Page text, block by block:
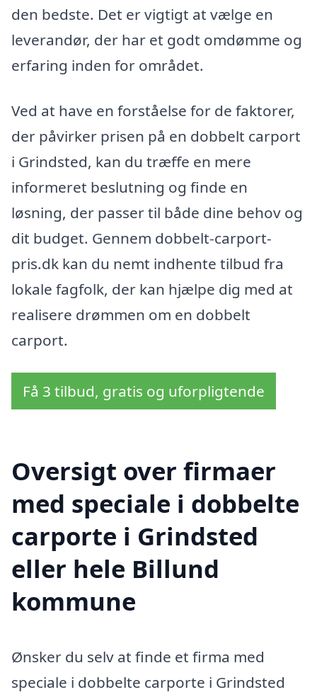
den bedste. Det er vigtigt at vælge en
leverandør, der har et godt omdømme og
erfaring inden for området.
Ved at have en forståelse for de faktorer,
der påvirker prisen på en dobbelt carport
i Grindsted, kan du træffe en mere
informeret beslutning og finde en
løsning, der passer til både dine behov og
dit budget. Gennem dobbelt-carport-
pris.dk kan du nemt indhente tilbud fra
lokale fagfolk, der kan hjælpe dig med at
realisere drømmen om en dobbelt
carport.
Få 3 tilbud, gratis og uforpligtende
Oversigt over firmaer
med speciale i dobbelte
carporte i Grindsted
eller hele Billund
kommune
Ønsker du selv at finde et firma med
speciale i dobbelte carporte i Grindsted